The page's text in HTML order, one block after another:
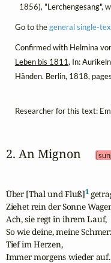
1856), "Lerchengesang",
Go to thegeneral single-
Confirmed with Helmina
Leben bis 1811, In:
Händen. Berlin, 1818,
Researcher for this text:
2. An Mignon
Über [Thal und Fluß]1
Ziehet rein der Sonne
Ach, sie regt in ihrem Lauf,
So wie deine, meine
Tief im Herzen,
Immer morgens wieder auf.